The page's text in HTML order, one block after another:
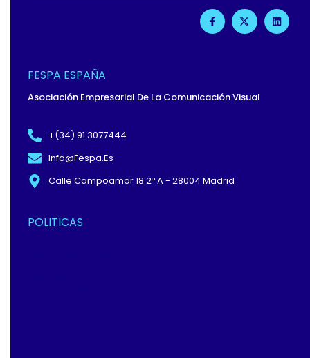
F
A
C
F
X
-
T
L
I
N
FESPA ESPAÑA
Asociación Empresarial De La Comunicación Visual
+(34) 91 3077444
Info@fespa.es
Calle Campoamor 18 2º A - 28004 Madrid
POLITICAS